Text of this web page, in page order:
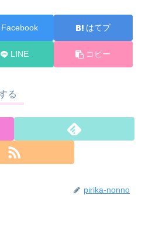
Facebook はてブ
LINE コピー
る
pirika-nonno